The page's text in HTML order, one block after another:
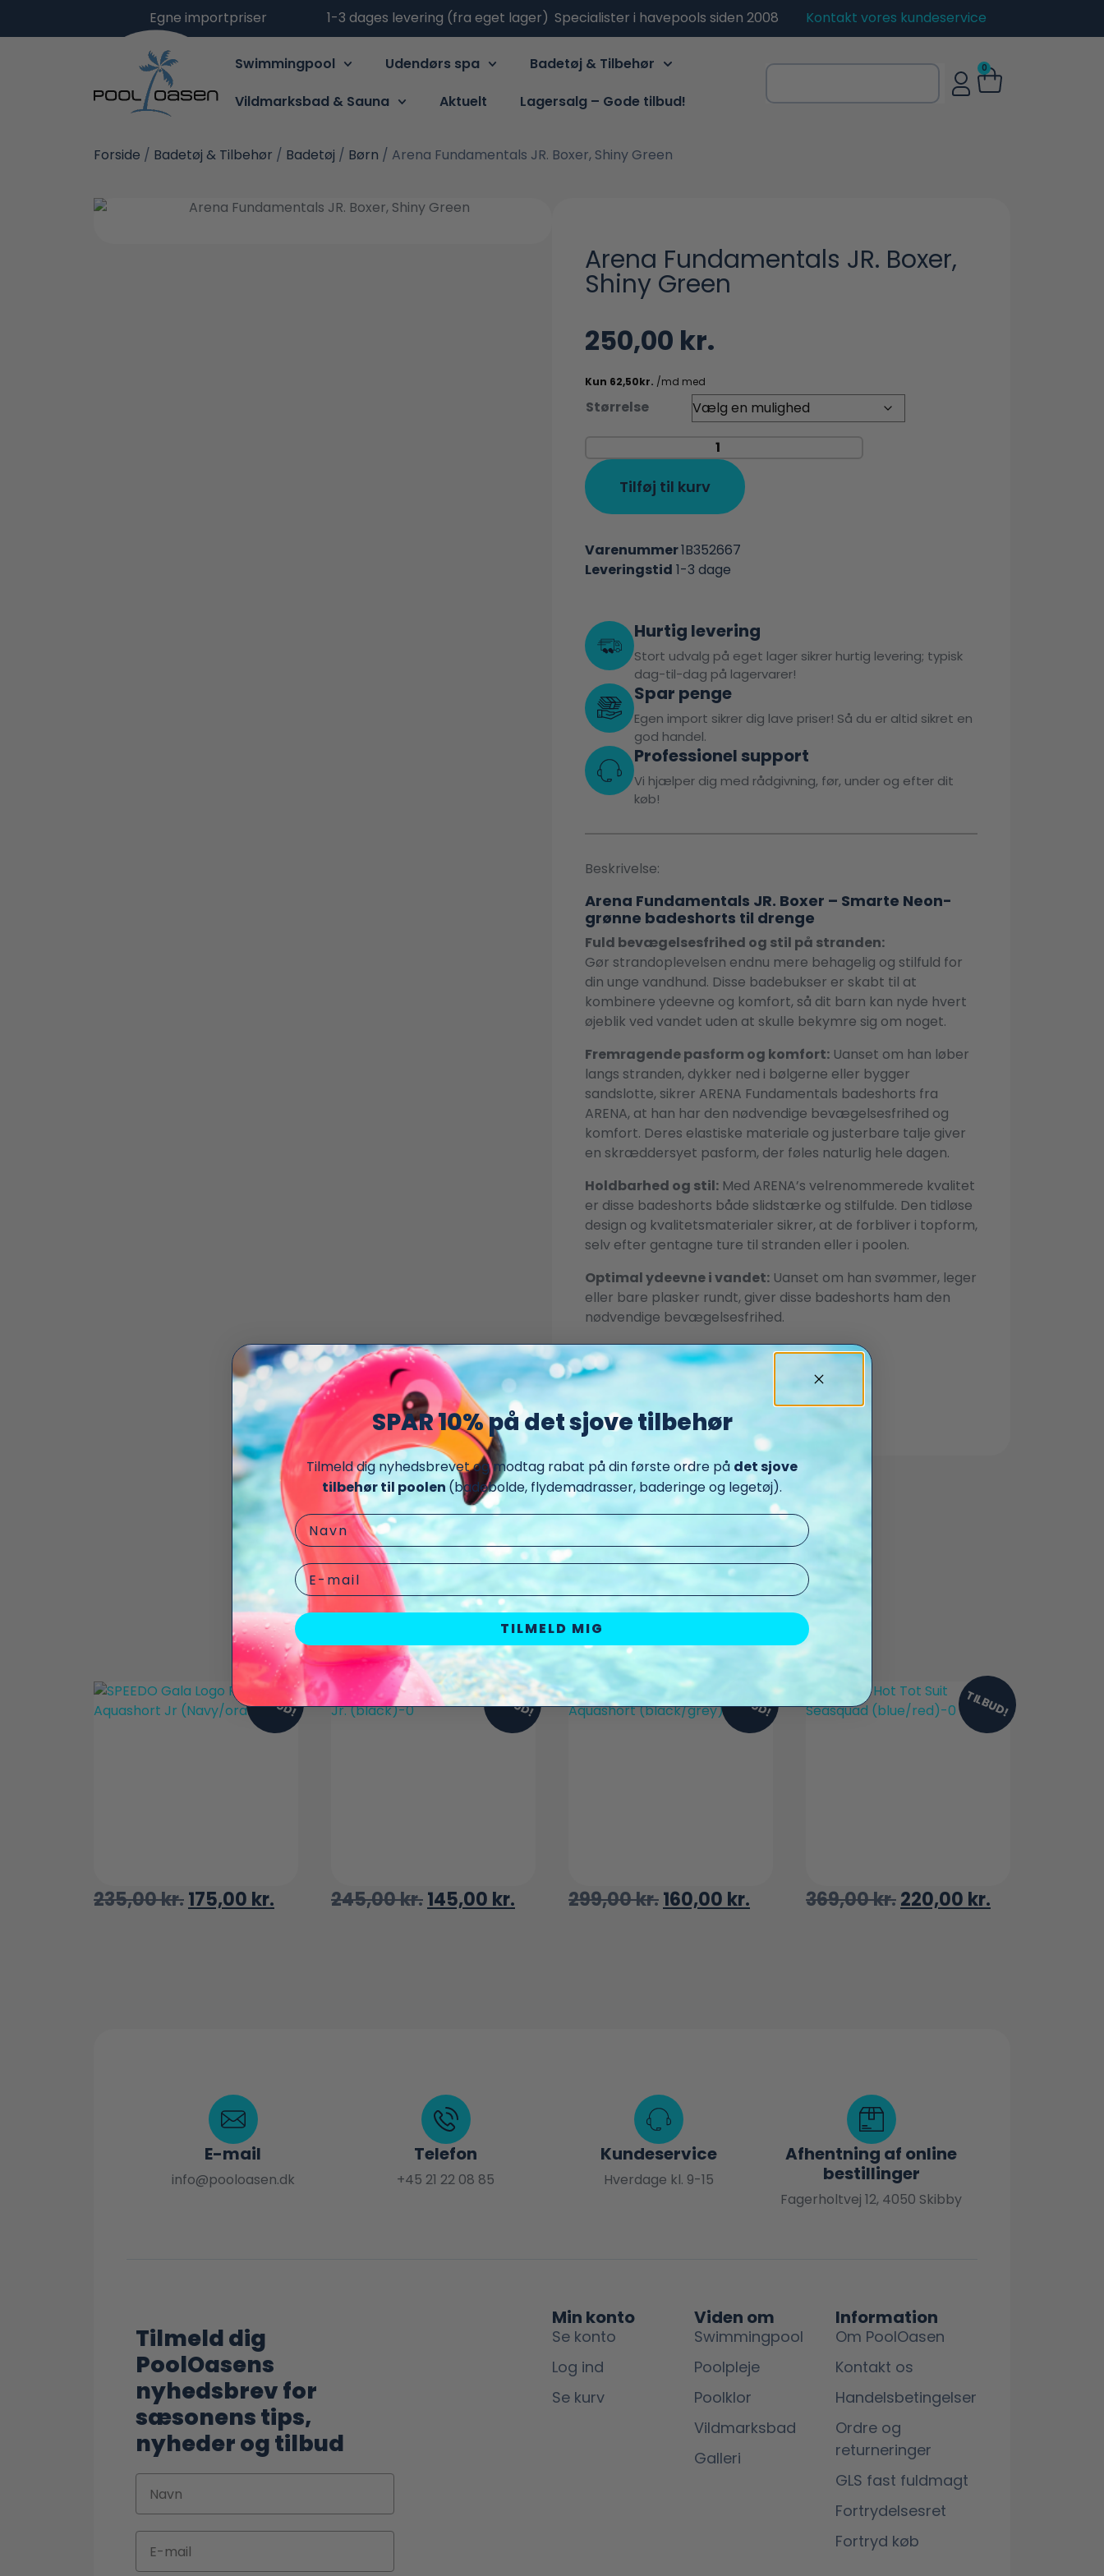
Egne importpriser 1-3 dages levering (fra eget lager) Specialister i havepools siden 2008 Kontakt vores kundeservice
Swimmingpool Udendørs spa
Badetøj & Tilbehør
Vildmarksbad & Sauna
Aktuelt Lagersalg – Gode tilbud!
0
Forside / Badetøj & Tilbehør / Badetøj / Børn / Arena Fundamentals JR. Boxer, Shiny Green
Arena Fundamentals JR. Boxer,
Shiny Green
250,00 kr.
Størrelse
Tilføj til kurv
Varenummer1B352667
Leveringstid 1-3 dage
Hurtig levering
Stort udvalg på eget lager sikrer hurtig levering; typisk
dag-til-dag på lagervarer!
Spar penge
Egen import sikrer dig lave priser! Så du er altid sikret en
god handel.
Professionel support
Vi hjælper dig med rådgivning, før, under og efter dit
køb!
Beskrivelse:
Arena Fundamentals JR. Boxer – Smarte Neon-
grønne badeshorts til drenge
Fuld bevægelsesfrihed og stil på stranden:
Gør strandoplevelsen endnu mere behagelig og stilfuld for
din unge vandhund. Disse badebukser er skabt til at
kombinere ydeevne og komfort, så dit barn kan nyde hvert
øjeblik ved vandet uden at skulle bekymre sig om noget.
Fremragende pasform og komfort: Uanset om han løber
langs stranden, dykker ned i bølgerne eller bygger
sandslotte, sikrer ARENA Fundamentals badeshorts fra
ARENA, at han har den nødvendige bevægelsesfrihed og
komfort. Deres elastiske materiale og justerbare talje giver
en skræddersyet pasform, der føles naturlig hele dagen.
Holdbarhed og stil: Med ARENA’s velrenommerede kvalitet
er disse badeshorts både slidstærke og stilfulde. Den tidløse
design og kvalitetsmaterialer sikrer, at de forbliver i topform,
selv efter gentagne ture til stranden eller i poolen.
Optimal ydeevne i vandet: Uanset om han svømmer, leger
eller bare plasker rundt, giver disse badeshorts ham den
nødvendige bevægelsesfrihed.
Vi fandt andre produkter du måske kan lide
TILBUD!
235,00kr.175,00 kr.
TILBUD!
245,00kr.145,00 kr.
TILBUD!
299,00kr.160,00 kr.
TILBUD!
369,00kr.220,00 kr.
E-mail
info@pooloasen.dk
Telefon
+45 21 22 08 85
Kundeservice
Hverdage kl. 9-15
Afhentning af online
bestillinger
Fagerholtvej 12, 4050 Skibby
Tilmeld dig
PoolOasens
nyhedsbrev for
sæsonens tips,
nyheder og tilbud
Min konto
Se konto
Log ind
Se kurv
Viden om
Swimmingpool
Poolpleje
Poolklor
Vildmarksbad
Galleri
Information
Om PoolOasen
Kontakt os
Handelsbetingelser
Ordre og
returneringer
GLS fast fuldmagt
Fortrydelsesret
Fortryd køb
SPAR 10% på det sjove tilbehør
Tilmeld dig nyhedsbrevet og modtag rabat på din første ordre på det sjove
tilbehør til poolen (badebolde, flydemadrasser, baderinge og legetøj).
Navn
Email
TILMELD MIG